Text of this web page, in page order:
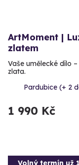
ArtMoment |
zlatem
Vaše umělecké dílo
zlata.
Pardubice (+ 2
1 990 Kč
Volný termín už